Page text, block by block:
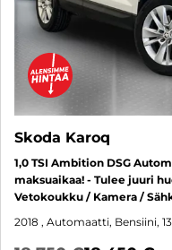
Skoda Karoq
1,0 TSI Ambition DSG
maksuaikaa! - Tulee juuri
Vetokoukku / Kamera /
2018 , Automaatti, Bensiini,